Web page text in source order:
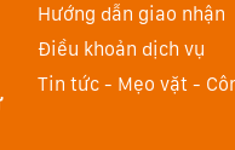
Hướng dẫn giao nhận
Điều khoản dịch vụ
Tin tức - Mẹo vặt -